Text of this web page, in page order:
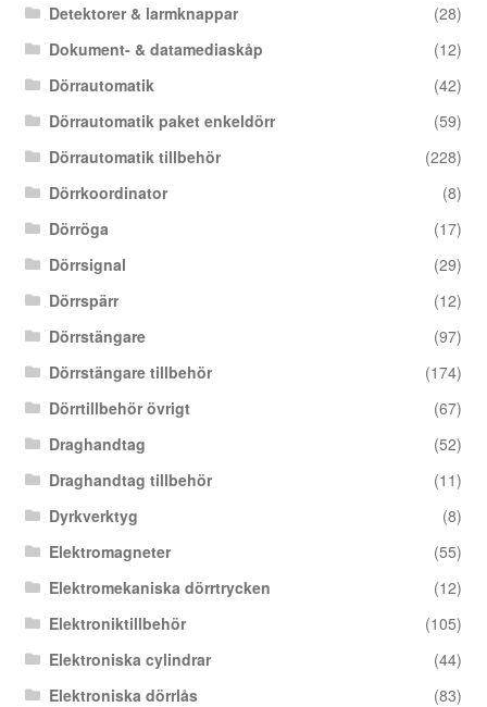
Detektorer & larmknappar
(28)
Dokument- & datamediaskåp
(12)
Dörrautomatik
(42)
Dörrautomatik paket enkeldörr
(59)
Dörrautomatik tillbehör
(228)
Dörrkoordinator
(8)
Dörröga
(17)
Dörrsignal
(29)
Dörrspärr
(12)
Dörrstängare
(97)
Dörrstängare tillbehör
(174)
Dörrtillbehör övrigt
(67)
Draghandtag
(52)
Draghandtag tillbehör
(11)
Dyrkverktyg
(8)
Elektromagneter
(55)
Elektromekaniska dörrtrycken
(12)
Elektroniktillbehör
(105)
Elektroniska cylindrar
(44)
Elektroniska dörrlås
(83)